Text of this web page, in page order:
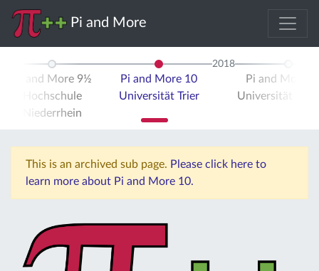
Pi and More
Pi and More 9½
Hochschule
Niederrhein
Pi and More 10
Universität Trier
2018
Pi and More
Universität
This is an archived sub page. Please click here to
learn more about Pi and More 10.